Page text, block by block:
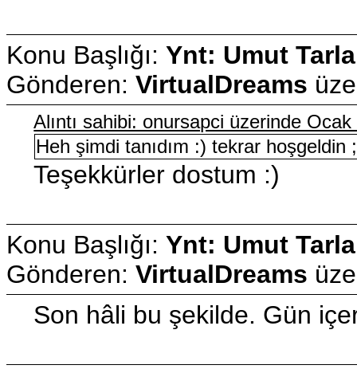
Konu Başlığı: Ynt: Umut
Gönderen: VirtualDreams
Alıntı sahibi: onursapci üzerinde
Heh şimdi tanıdım :) tekrar hoşgeldin
Teşekkürler dostum :)
Konu Başlığı: Ynt: Umut
Gönderen: VirtualDreams
Son hâli bu şekilde. Gün